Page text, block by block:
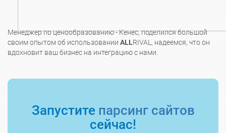
Менеджер по ценообразованию - Кенес, поделился большой
своим опытом об использовании ALLRIVAL, надеемся, что он
вдохновит ваш бизнес на интеграцию с нами.
Запустите парсинг сайтов
сейчас!